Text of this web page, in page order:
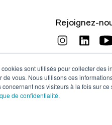
sont utilisés pour collecter des
vous. Nous utilisons ces
nos visiteurs à la fois sur
de confidentialité.
Rejoignez-